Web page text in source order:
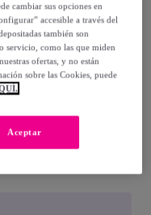
cambiar sus opciones en
accesible a través del
también son
servicio, como las que miden
ofertas, y no están
sobre las Cookies, puede
Aceptar